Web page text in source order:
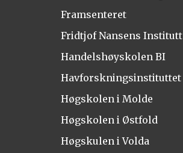
Framsenteret
Fridtjof Nansens Institutt
Handelshøyskolen BI
Havforskningsinstituttet
Høgskolen i Molde
Høgskolen i Østfold
Høgskulen i Volda